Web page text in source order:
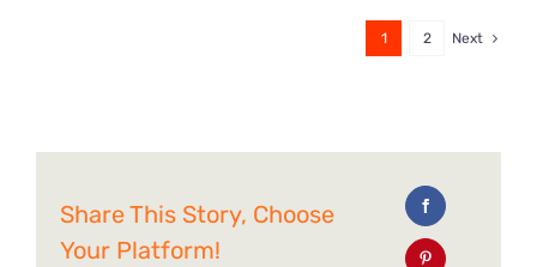
1 2 Next
Share This Story, Choose
Your Platform!